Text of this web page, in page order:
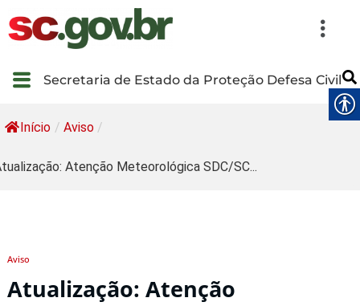
Secretaria de Estado da Proteção Defesa Civil
Início / Aviso /
Atenção Meteorológica SDC/SC...
Aviso
Atualização: Atenção